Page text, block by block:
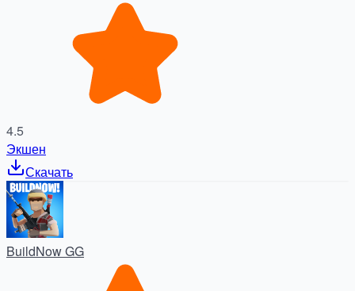
4.5
Экшен
Скачать
BuildNow GG